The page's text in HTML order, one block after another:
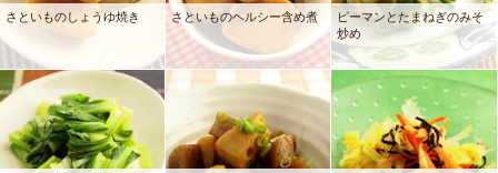
さといものしょうゆ焼き さといものヘルシー含め煮
ピーマンとたまねぎのみそ
炒め